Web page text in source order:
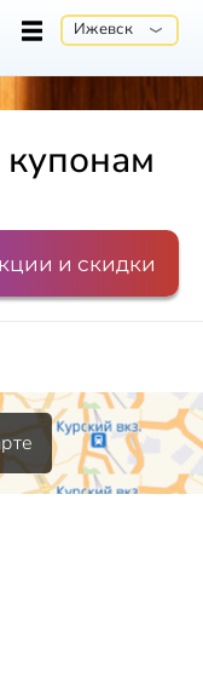
Ижевск
и скидки